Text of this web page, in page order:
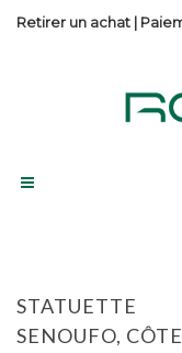
Retirer un achat |
STATUETTE
SENOUFO, CÔTE